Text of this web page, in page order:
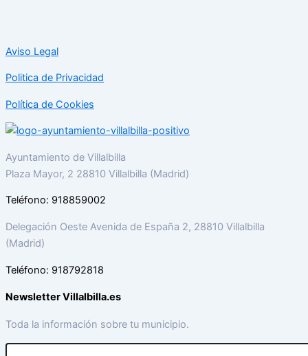
Aviso Legal
Politica de Privacidad
Política de Cookies
Ayuntamiento de Villalbilla
Plaza Mayor, 2 28810 Villalbilla (Madrid)
Teléfono: 918859002
Delegación Oeste Avenida de España 2, 28810 Villalbilla
(Madrid)
Teléfono: 918792818
Newsletter Villalbilla.es
Toda la información sobre tu municipio.